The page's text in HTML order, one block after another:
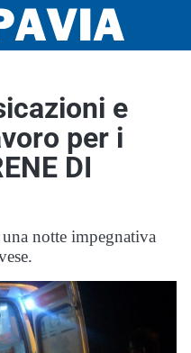
e
per i
DI
una notte impegnativa